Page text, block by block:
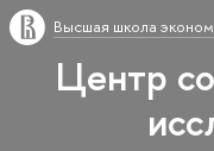
Высшая школа
Центр